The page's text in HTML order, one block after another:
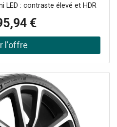
LED : contraste élevé et HDR
avec un seul clavier et souris
intégrés : accès direct aux
W avec immersion sonore
€